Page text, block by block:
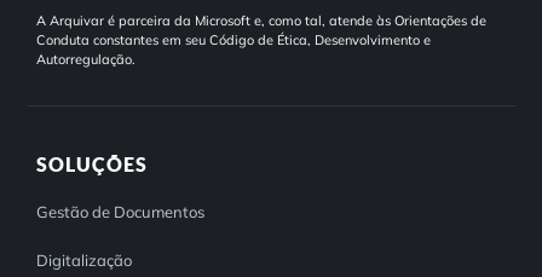
A Arquivar é parceira da Microsoft e, como tal, atende às Orientações de
Conduta constantes em seu Código de Ética, Desenvolvimento e
Autorregulação.
SOLUÇÕES
Gestão de Documentos
Digitalização